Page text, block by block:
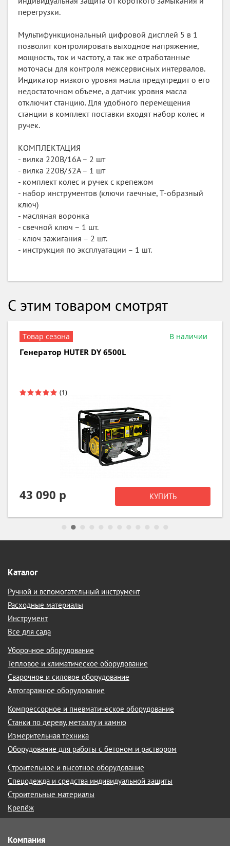
перегрузки.
Мультифункциональный цифровой дисплей 5 в 1
позволит контролировать выходное напряжение,
мощность, ток и частоту, а так же отработанные
моточасы для контроля межсервисных интервалов.
Индикатор низкого уровня масла предупредит о его
недостаточном объеме, а датчик уровня масла
отключит станцию. Для удобного перемещения
станции в комплект поставки входят набор колес и
ручек.
КОМПЛЕКТАЦИЯ
- вилка 220В/16А – 2 шт
- вилка 220В/32А – 1 шт
- комплект колес и ручек с крепежом
- набор инструментов (ключи гаечные, Т-образный
ключ)
- масляная воронка
- свечной ключ – 1 шт.
- ключ зажигания – 2 шт.
- инструкция по эксплуатации – 1 шт.
С этим товаром смотрят
В наличии
Генератор бензиновый HUTER DY 3000L
21 990 р КУПИТЬ
Каталог
Ручной и вспомогательный инструмент
Расходные материалы
Инструмент
Все для сада
Уборочное оборудование
Тепловое и климатическое оборудование
Сварочное и силовое оборудование
Автогаражное оборудование
Компрессорное и пневматическое оборудование
Станки по дереву, металлу и камню
Измерительная техника
Оборудование для работы с бетоном и раствором
Строительное и высотное оборудование
Спецодежда и средства индивидуальной защиты
Строительные материалы
Крепёж
Компания